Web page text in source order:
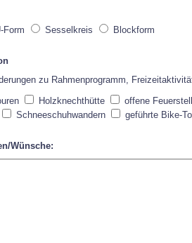
Form Sesselkreis Blockform
zu Rahmenprogramm,
Holzknechthütte
offene
Schneeschuhwandern geführte Bike-
Wünsche: